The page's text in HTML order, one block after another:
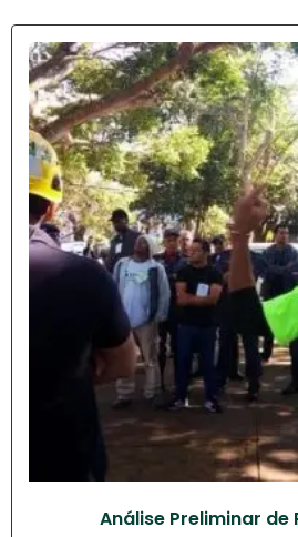
Análise Preliminar de